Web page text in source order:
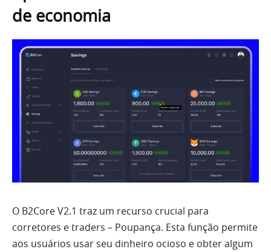
de economia
O B2Core V2.1 traz um recurso crucial para
corretores e traders – Poupança. Esta função permite
aos usuários usar seu dinheiro ocioso e obter algum